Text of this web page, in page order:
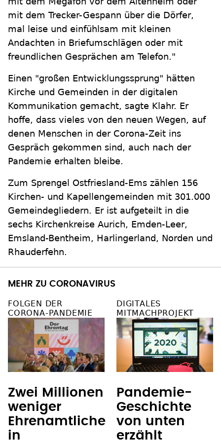
mit dem Trecker-Gespann über die Dörfer,
mal leise und einfühlsam mit kleinen
Andachten in Briefumschlägen oder mit
freundlichen Gesprächen am Telefon."
Einen "großen Entwicklungssprung" hätten
Kirche und Gemeinden in der digitalen
Kommunikation gemacht, sagte Klahr. Er
hoffe, dass vieles von den neuen Wegen, auf
denen Menschen in der Corona-Zeit ins
Gespräch gekommen sind, auch nach der
Pandemie erhalten bleibe.
Zum Sprengel Ostfriesland-Ems zählen 156
Kirchen- und Kapellengemeinden mit 301.000
Gemeindegliedern. Er ist aufgeteilt in die
sechs Kirchenkreise Aurich, Emden-Leer,
Emsland-Bentheim, Harlingerland, Norden und
Rhauderfehn.
MEHR ZU CORONAVIRUS
FOLGEN DER
CORONA-PANDEMIE
Zwei Millionen
weniger
Ehrenamtliche
in
DIGITALES
MITMACHPROJEKT
Pandemie-
Geschichte
von unten
erzählt